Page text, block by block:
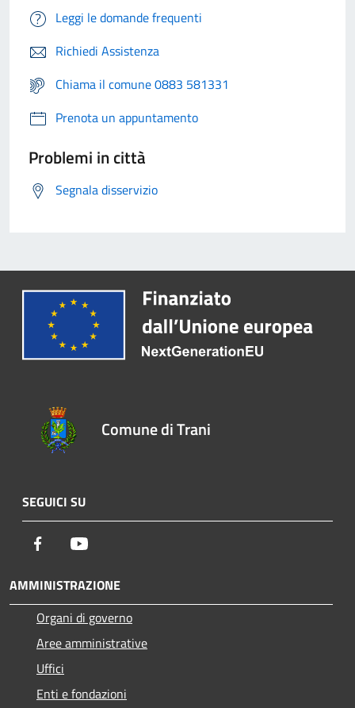
Leggi le domande frequenti
Richiedi Assistenza
Chiama il comune 0883 581331
Prenota un appuntamento
Problemi in città
Segnala disservizio
Comune di Trani
SEGUICI SU
Facebook
AMMINISTRAZIONE
Organi di governo
Aree amministrative
Uffici
Enti e fondazioni